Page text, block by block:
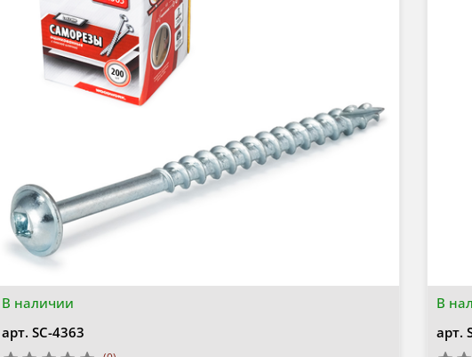
В наличии
арт. SC-4363
В
арт.